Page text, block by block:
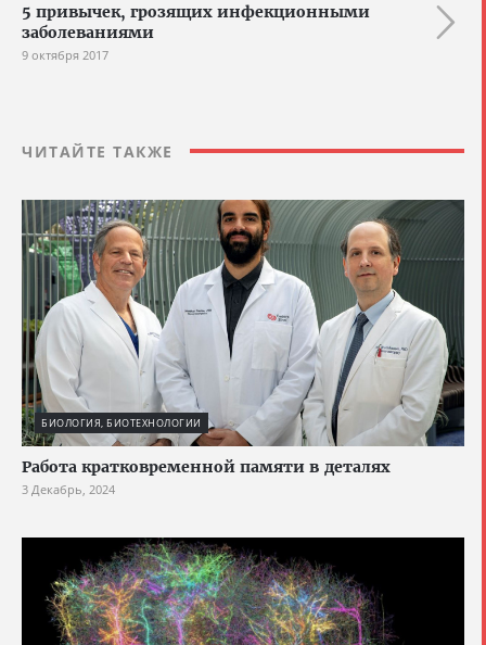
5 привычек, грозящих инфекционными
заболеваниями
9 октября 2017
ЧИТАЙТЕ ТАКЖЕ
БИОЛОГИЯ, БИОТЕХНОЛОГИИ
Работа кратковременной памяти в деталях
3 Декабрь, 2024